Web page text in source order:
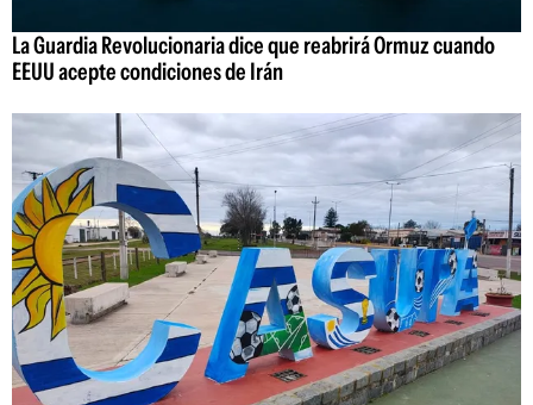
La Guardia Revolucionaria dice que reabrirá Ormuz cuando
EEUU acepte condiciones de Irán